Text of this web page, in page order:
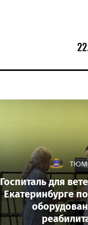
Госпиталь для
Екатеринбурге